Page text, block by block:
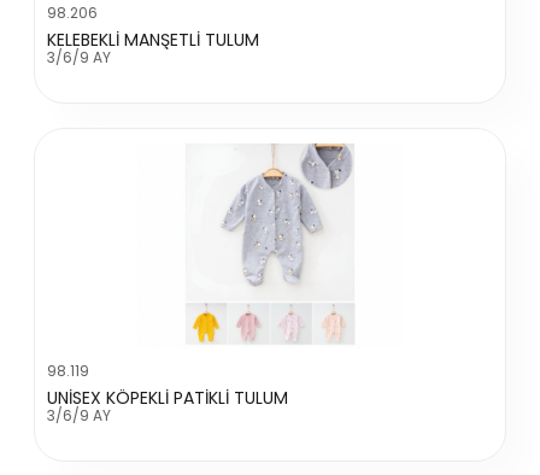
98.206
KELEBEKLİ MANŞETLİ TULUM
3/6/9 AY
98.119
UNİSEX KÖPEKLİ PATİKLİ TULUM
3/6/9 AY